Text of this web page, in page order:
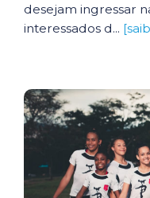
desejam ingressar
interessados d...